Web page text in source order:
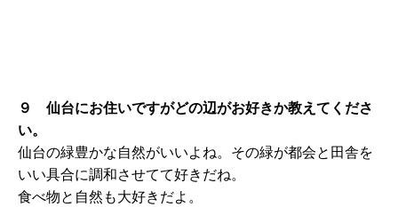
９ 仙台にお住いですがどの辺がお好きか教えてくださ
い。
仙台の緑豊かな自然がいいよね。その緑が都会と田舎を
いい具合に調和させてて好きだね。
食べ物と自然も大好きだよ。